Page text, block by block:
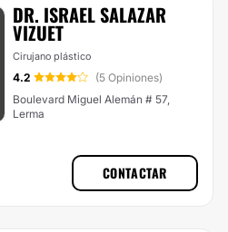
DR. ISRAEL SALAZAR
VIZUET
Cirujano plástico
4.2
(5 Opiniones)
Boulevard Miguel Alemán # 57,
Lerma
CONTACTAR